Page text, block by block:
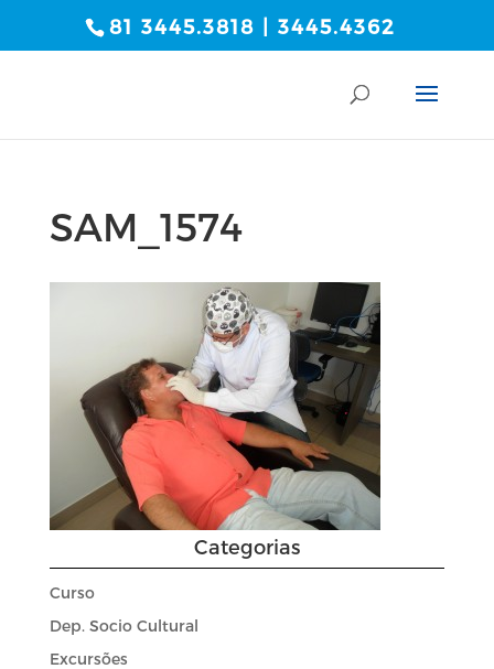
81 3445.3818 | 3445.4362
SAM_1574
Categorias
Curso
Dep. Socio Cultural
Excursões